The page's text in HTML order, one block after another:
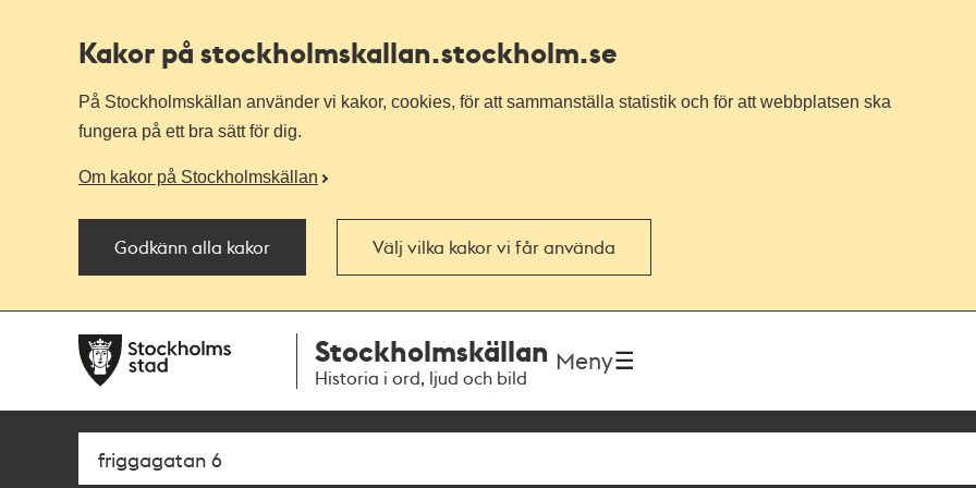
Kakor på stockholmskallan.stockholm.se
På Stockholmskällan använder vi kakor, cookies, för att sammanställa statistik och för att webbplatsen ska
fungera på ett bra sätt för dig.
Om kakor på Stockholmskällan
Godkänn alla kakor Välj vilka kakor vi får använda
navigationen
huvudinnehållet
Stockholmskällan
Historia i ord, ljud och bild
Meny
Sök